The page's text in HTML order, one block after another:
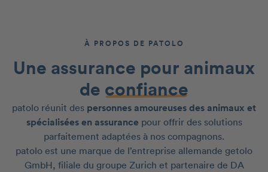
À PROPOS DE PATOLO
Une assurance pour animaux
de confiance
patolo réunit des personnes amoureuses des animaux et
spécialisées en assurance pour offrir des solutions
parfaitement adaptées à nos compagnons.
patolo est une marque de l’entreprise allemande getolo
GmbH, filiale du groupe Zurich et partenaire de DA